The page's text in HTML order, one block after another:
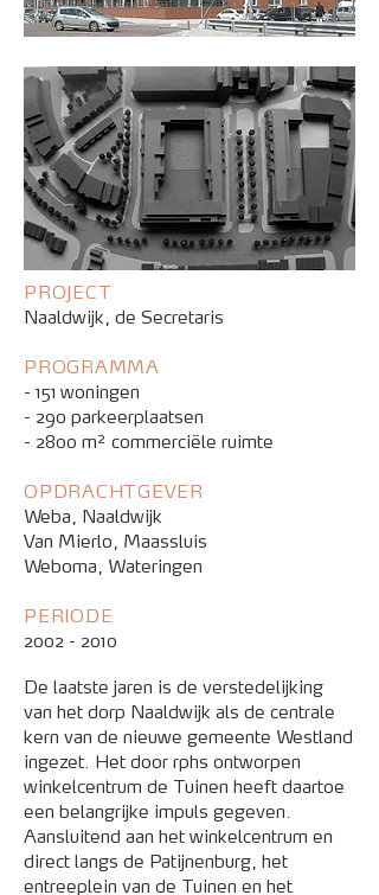
PROJECT
Naaldwijk, de Secretaris
PROGRAMMA
- 151 woningen
- 290 parkeerplaatsen
- 2800 m² commerciële ruimte
OPDRACHTGEVER
Weba, Naaldwijk
Van Mierlo, Maassluis
Weboma, Wateringen
PERIODE
2002 - 2010
De laatste jaren is de verstedelijking
van het dorp Naaldwijk als de centrale
kern van de nieuwe gemeente Westland
ingezet. Het door rphs ontworpen
winkelcentrum de Tuinen heeft daartoe
een belangrijke impuls gegeven.
Aansluitend aan het winkelcentrum en
direct langs de Patijnenburg, het
entreeplein van de Tuinen en het